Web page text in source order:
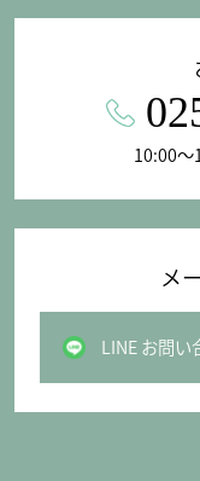
10:00〜
メ
LINE お問い